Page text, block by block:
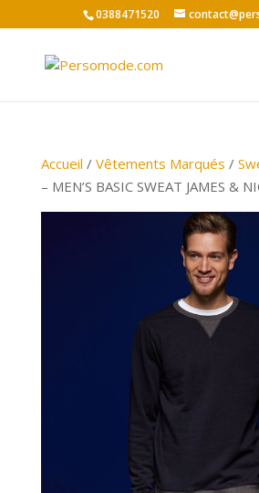
0388471520
Accueil / Vêtements Marqués /
– MEN’S BASIC SWEAT JAMES &